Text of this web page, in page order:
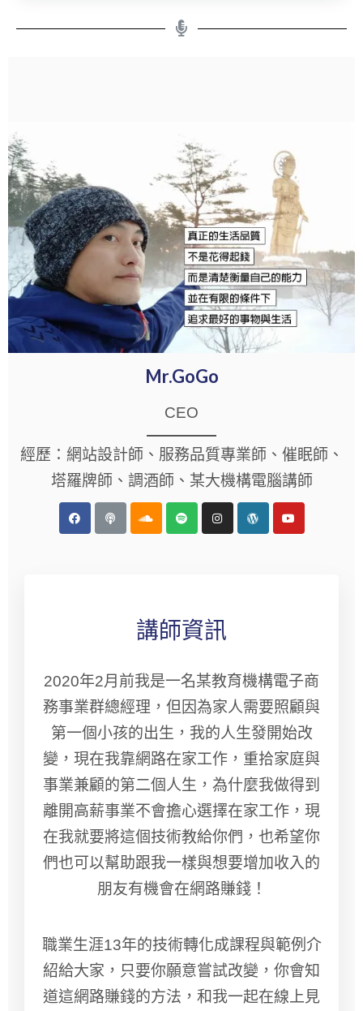
Mr.GoGo
CEO
經歷：網站設計師、服務品質專業師、催眠師、
塔羅牌師、調酒師、某大機構電腦講師
講師資訊
2020年2月前我是一名某教育機構電子商
務事業群總經理，但因為家人需要照顧與
第一個小孩的出生，我的人生發開始改
變，現在我靠網路在家工作，重拾家庭與
事業兼顧的第二個人生，為什麼我做得到
離開高薪事業不會擔心選擇在家工作，現
在我就要將這個技術教給你們，也希望你
們也可以幫助跟我一樣與想要增加收入的
朋友有機會在網路賺錢！
職業生涯13年的技術轉化成課程與範例介
紹給大家，只要你願意嘗試改變，你會知
道這網路賺錢的方法，和我一起在線上見